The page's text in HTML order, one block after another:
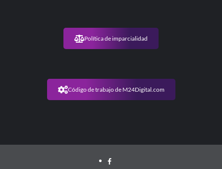
Política de imparcialidad
Código de trabajo de M24Digital.com